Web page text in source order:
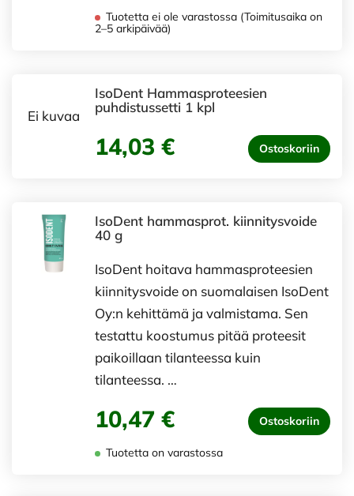
Tuotetta ei ole varastossa (Toimitusaika on
2–5 arkipäivää)
Ei kuvaa
IsoDent Hammasproteesien
puhdistussetti 1 kpl
14,03 € Ostoskoriin
IsoDent hammasprot. kiinnitysvoide
40 g
IsoDent hoitava hammasproteesien
kiinnitysvoide on suomalaisen IsoDent
Oy:n kehittämä ja valmistama. Sen
testattu koostumus pitää proteesit
paikoillaan tilanteessa kuin
tilanteessa. …
10,47 € Ostoskoriin
Tuotetta on varastossa